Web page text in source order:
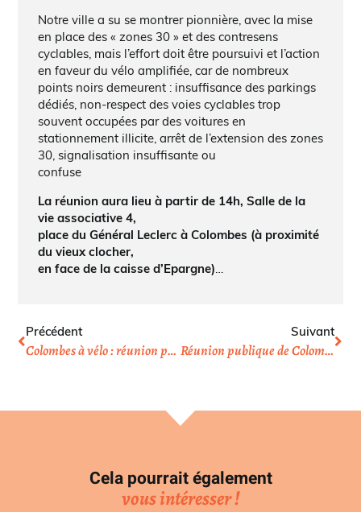
Notre ville a su se montrer pionnière, avec la mise
en place des « zones 30 » et des contresens
cyclables, mais l’effort doit être poursuivi et l’action
en faveur du vélo amplifiée, car de nombreux
points noirs demeurent : insuffisance des parkings
dédiés, non-respect des voies cyclables trop
souvent occupées par des voitures en
stationnement illicite, arrêt de l’extension des zones
30, signalisation insuffisante ou
confuse
La réunion aura lieu à partir de 14h, Salle de la
vie associative 4,
place du Général Leclerc à Colombes (à proximité
du vieux clocher,
en face de la caisse d’Epargne)
Précédent
Colombes à vélo : réunion publique
Suivant
Réunion publique de Colombes à vélo
Cela pourrait également
vous intéresser !